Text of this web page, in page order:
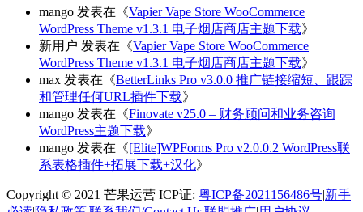
mango 发表在《Vapier Vape Store WooCommerce
WordPress Theme v1.3.1 电子烟店商店主题下载》
新用户 发表在《Vapier Vape Store WooCommerce
WordPress Theme v1.3.1 电子烟店商店主题下载》
max 发表在《BetterLinks Pro v3.0.0 推广链接缩短、跟踪
和管理任何URL插件下载》
mango 发表在《Finovate v25.0 – 财务顾问和业务咨询
WordPress主题下载》
mango 发表在《[Elite]WPForms Pro v2.0.0.2 WordPress联
系表格插件+拓展下载+汉化》
Copyright © 2021 芒果运营 ICP证: 粤ICP备2021156486号|新手